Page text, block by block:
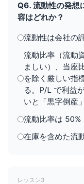
Q6. 流動性の発想
容はどれか？
流動性は会社の
流動比率（流動
ましい）、当座
を除く厳しい指
る。P/L で利益
いと「黒字倒産
流動比率は 50%
在庫を含めた流
レッスン3